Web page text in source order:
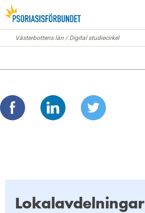
Västerbottens län /Digital studiecirkel
Lokalavdelningar